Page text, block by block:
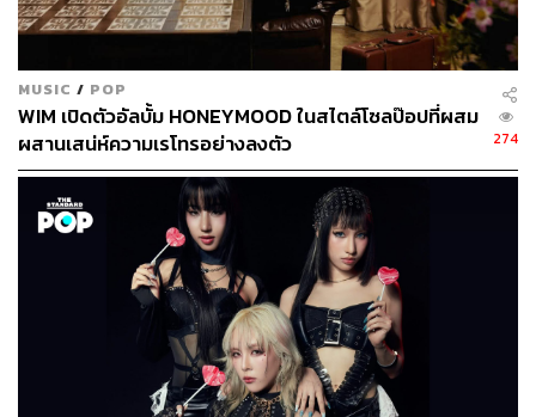
สำหรับ HYBS นับว่าเป็นอีกหนึ่งวงดูโอ้ชื่อดังที่เป็นที่รู้จัก
อย่างกว้างขวางทั้งในไทยและต่างประเทศ โดยเริ่มปล่อย
ซิงเกิลแรกอย่าง
งานเพลงยอดฮิตตามมาอย่างต่อเนื่อง เช่นDancing with my
phone,Killer,Tip Toe, Let It Rain
อ้างอิง:
www.facebook.com/hybsband/posts/pfbid021CkbNE
1o8X4PZQvYrfRgZjcZy3581CRFaJnCkdKKh7Spw
RdJGdum4cXcPydHFLr4l
ยุบวง
เจมส์ อลิน วี
กานต์-กษิดิ์เดช หงส์ลดารมภ์
MUSIC / POP
WIM เปิดตัวอัลบั้ม HONEYMOOD ในสไตล์โซลป๊อปที่ผสม
ผสานเสน่ห์ความเรโทรอย่างลงตัว
274